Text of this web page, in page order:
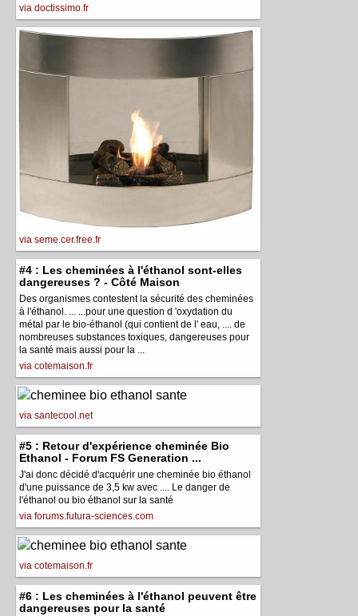
via doctissimo.fr
via seme.cer.free.fr
#4 : Les cheminées à l'éthanol sont-elles
dangereuses ? - Côté Maison
Des organismes contestent la sécurité des cheminées
à l'éthanol. ... ...pour une question d 'oxydation du
métal par le bio-éthanol (qui contient de l' eau, .... de
nombreuses substances toxiques, dangereuses pour
la santé mais aussi pour la ...
via cotemaison.fr
via santecool.net
#5 : Retour d'expérience cheminée Bio
Ethanol - Forum FS Generation ...
J'ai donc décidé d'acquérir une cheminée bio éthanol
d'une puissance de 3,5 kw avec .... Le danger de
l'éthanol ou bio éthanol sur la santé
via forums.futura-sciences.com
via cotemaison.fr
#6 : Les cheminées à l'éthanol peuvent être
dangereuses pour la santé